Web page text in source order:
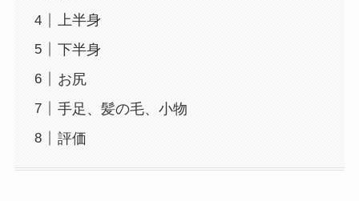
上半身
下半身
お尻
手足、髪の毛、小物
評価